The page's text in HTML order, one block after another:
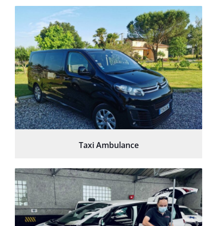
Taxi Ambulance